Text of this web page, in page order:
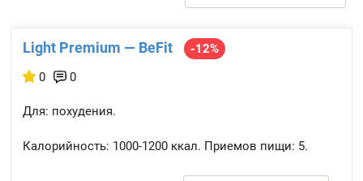
Light Premium — BeFit
-12%
0
0
Для: похудения.
Калорийность: 1000-1200 ккал. Приемов пищи: 5.